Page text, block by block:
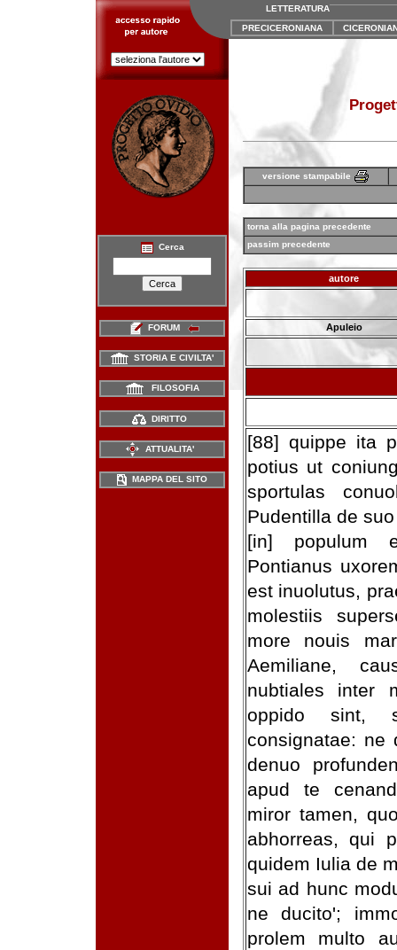
LETTERATURA
PRECICERONIANA
Cerca
FORUM
STORIA E CIVILTA'
FILOSOFIA
DIRITTO
ATTUALITA'
MAPPA DEL SITO
versione stampabile
torna alla pagina precedente
passim precedente
autore
Apuleio
[88] quippe ita
potius ut
sportulas
Pudentilla de
[in] populum
Pontianus
est inuolutus,
molestiis
more nouis
Aemiliane,
nubtiales inter
oppido sint,
consignatae: ne
denuo
apud te
miror tamen,
abhorreas, qui
quidem Iulia de
sui ad hunc
ne ducito';
prolem multo